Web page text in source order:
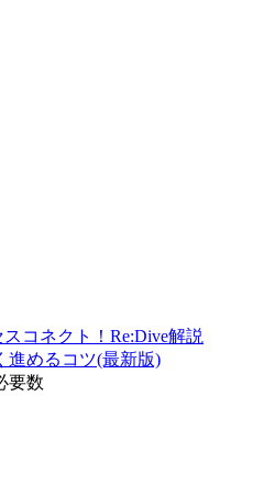
コネクト！Re:Dive解説
進めるコツ(最新版)
要数